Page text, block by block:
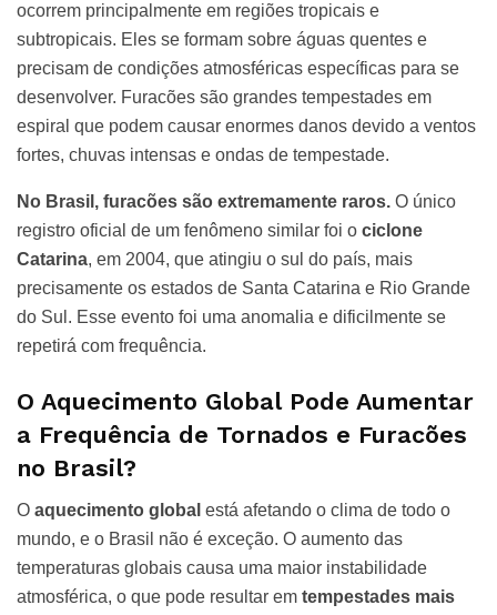
ocorrem principalmente em regiões tropicais e
subtropicais. Eles se formam sobre águas quentes e
precisam de condições atmosféricas específicas para se
desenvolver. Furacões são grandes tempestades em
espiral que podem causar enormes danos devido a ventos
fortes, chuvas intensas e ondas de tempestade.
No Brasil, furacões são extremamente raros. O único
registro oficial de um fenômeno similar foi o ciclone
Catarina, em 2004, que atingiu o sul do país, mais
precisamente os estados de Santa Catarina e Rio Grande
do Sul. Esse evento foi uma anomalia e dificilmente se
repetirá com frequência.
O Aquecimento Global Pode Aumentar
a Frequência de Tornados e Furacões
no Brasil?
O aquecimento global está afetando o clima de todo o
mundo, e o Brasil não é exceção. O aumento das
temperaturas globais causa uma maior instabilidade
atmosférica, o que pode resultar em tempestades mais